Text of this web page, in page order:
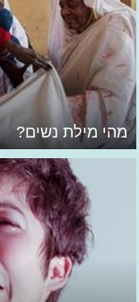
מהי מילת נשים?